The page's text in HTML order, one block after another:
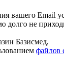
вашего Email
долго не
Базисмед,
файлов